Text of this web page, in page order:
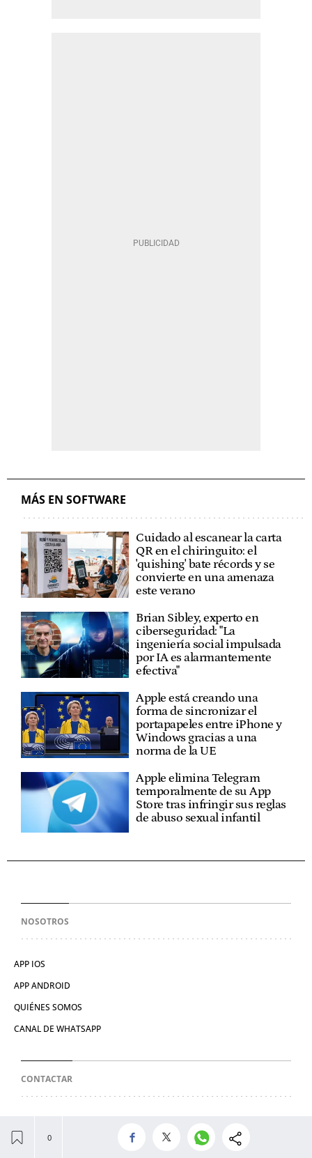
MÁS EN SOFTWARE
Cuidado al escanear la carta
QR en el chiringuito: el
'quishing' bate récords y se
convierte en una amenaza
este verano
Brian Sibley, experto en
ciberseguridad: "La
ingeniería social impulsada
por IA es alarmantemente
efectiva"
Apple está creando una
forma de sincronizar el
portapapeles entre iPhone y
Windows gracias a una
norma de la UE
Apple elimina Telegram
temporalmente de su App
Store tras infringir sus reglas
de abuso sexual infantil
NOSOTROS
APP IOS
APP ANDROID
QUIÉNES SOMOS
CANAL DE WHATSAPP
CONTACTAR
EVENTOS